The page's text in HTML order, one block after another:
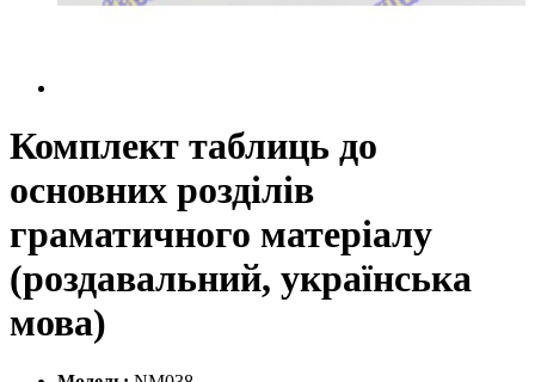
Комплект таблиць до
основних розділів
граматичного матеріалу
(роздавальний, українська
мова)